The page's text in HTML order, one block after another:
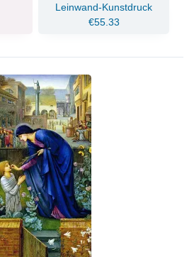
Leinwand-Kunstdruck
€55.33